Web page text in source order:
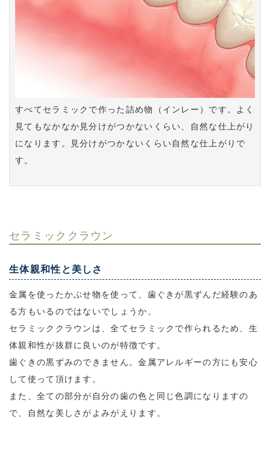
すべてセラミックで作った詰め物（インレー）です。よく
見てもなかなか見分けがつかないくらい、自然な仕上がり
になります。見分けがつかないくらい自然な仕上がりで
す。
セラミッククラウン
生体親和性と美しさ
金属を使ったかぶせ物を使って、歯ぐきが黒ずんだ経験のあ
る方もいるのではないでしょうか。
セラミッククラウンは、全てセラミックで作られるため、生
体親和性が抜群に良いのが特徴です。
歯ぐきの黒ずみのできません。金属アレルギーの方にも安心
して使って頂けます。
また、全ての部分が自分の歯の色と同じ色調になりますの
で、自然な美しさがよみがえります。